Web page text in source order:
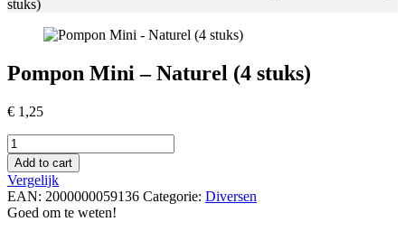
stuks)
Pompon Mini – Naturel (4 stuks)
€ 1,25
Pompon
Mini
-
Naturel
(4
stuks)
Add to cart
Vergelijk
EAN: 2000000059136 Categorie: Diversen
Goed om te weten!